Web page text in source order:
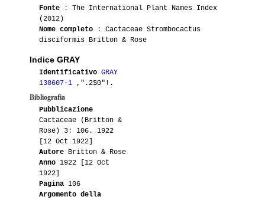
06-2021
05-2021 Gianna
06-2020 Lucy73
05-2020 Blasquez76
05-2020 BobSisca
04-2020 BobSisca
02-2020 Carbo17
Fonte : The International Plant Names Index
(2012)
Nome completo : Cactaceae Strombocactus
disciformis Britton & Rose
Indice GRAY
Identificativo GRAY
138607-1 ,".2$0"!.
Bibliografia
Pubblicazione
Cactaceae (Britton &
Rose) 3: 106. 1922
[12 Oct 1922]
Autore Britton & Rose
Anno 1922 [12 Oct
1922]
Pagina 106
Argomento della